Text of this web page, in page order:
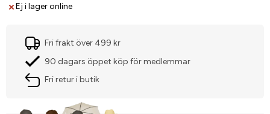
Ej i lager online
Fri frakt över 499 kr
90 dagars öppet köp för medlemmar
Fri retur i butik